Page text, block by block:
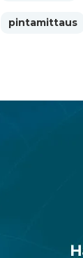
pintamittaus